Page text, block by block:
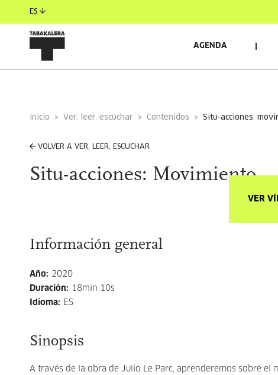
ES
AGENDA
Inicio Ver, leer, escuchar Contenidos situ-acciones:
VOLVER A VER, LEER, ESCUCHAR
Situ-acciones: Movimiento
VER
Información general
Año: 2020
Duración: 18min 10s
Idioma: ES
Sinopsis
A través de la obra de Julio Le Parc, aprenderemos sobre